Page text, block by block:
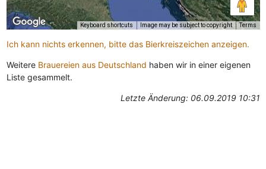
Keyboard shortcuts Image may be subject to copyright Terms
Ich kann nichts erkennen, bitte das Bierkreiszeichen anzeigen.
Weitere Brauereien aus Deutschland haben wir in einer eigenen
Liste gesammelt.
Letzte Änderung: 06.09.2019 10:31